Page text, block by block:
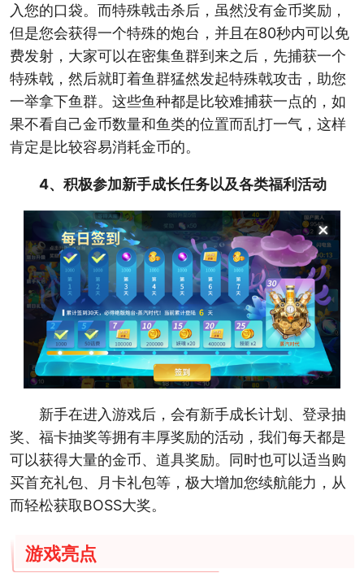
入您的口袋。而特殊戟击杀后，虽然没有金币奖励，
但是您会获得一个特殊的炮台，并且在80秒内可以免
费发射，大家可以在密集鱼群到来之后，先捕获一个
特殊戟，然后就盯着鱼群猛然发起特殊戟攻击，助您
一举拿下鱼群。这些鱼种都是比较难捕获一点的，如
果不看自己金币数量和鱼类的位置而乱打一气，这样
肯定是比较容易消耗金币的。
4、积极参加新手成长任务以及各类福利活动
新手在进入游戏后，会有新手成长计划、登录抽
奖、福卡抽奖等拥有丰厚奖励的活动，我们每天都是
可以获得大量的金币、道具奖励。同时也可以适当购
买首充礼包、月卡礼包等，极大增加您续航能力，从
而轻松获取BOSS大奖。
游戏亮点